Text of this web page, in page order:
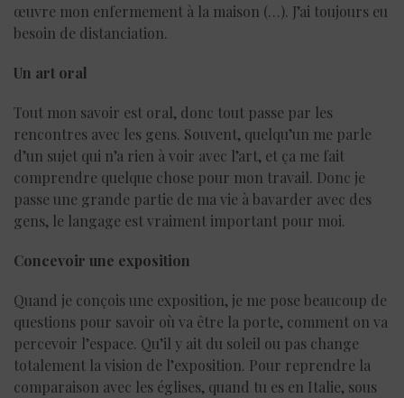
œuvre mon enfermement à la maison (…). J’ai toujours eu
besoin de distanciation.
Un art oral
Tout mon savoir est oral, donc tout passe par les
rencontres avec les gens. Souvent, quelqu’un me parle
d’un sujet qui n’a rien à voir avec l’art, et ça me fait
comprendre quelque chose pour mon travail. Donc je
passe une grande partie de ma vie à bavarder avec des
gens, le langage est vraiment important pour moi.
Concevoir une exposition
Quand je conçois une exposition, je me pose beaucoup de
questions pour savoir où va être la porte, comment on va
percevoir l’espace. Qu’il y ait du soleil ou pas change
totalement la vision de l’exposition. Pour reprendre la
comparaison avec les églises, quand tu es en Italie, sous